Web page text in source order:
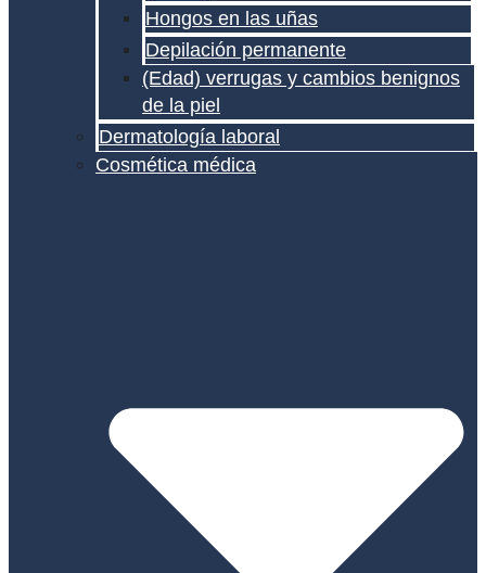
Hongos en las uñas
Depilación permanente
(Edad) verrugas y cambios benignos
de la piel
Dermatología laboral
Cosmética médica